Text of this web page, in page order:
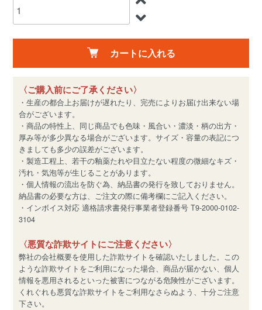
カートに入れる
〈ご購入前にご了承ください〉
・生産の都合上お届けが遅れたり、完売によりお届け出来ない場
合がございます。
・商品の特性上、同じ商品でも色味・風合い・濃淡・柄の出方・
厚み等が多少異なる場合がございます。サイズ・容量の表記につ
きましても多少の誤差がございます。
・製造工程上、若干の釉薬たれや目立たない程度の微細なキズ・
汚れ・気泡等が生じることがあります。
・個人情報の流出を防ぐ為、納品書の発行を致しておりません。
納品書の必要な方は、ご注文の際に備考欄にご記入ください。
・インボイス対応 適格請求書発行事業者登録番号 T9-2000-0102-
3104
〈悪質な詐欺サイトにご注意ください〉
弊社の会社概要を使用した詐欺サイトを確認いたしました。この
ような詐欺サイトをご利用になった場合、商品が届かない、個人
情報を悪用されるといった被害につながる危険性がございます。
くれぐれも悪質な詐欺サイトをご利用なさらぬよう、十分ご注意
下さい。